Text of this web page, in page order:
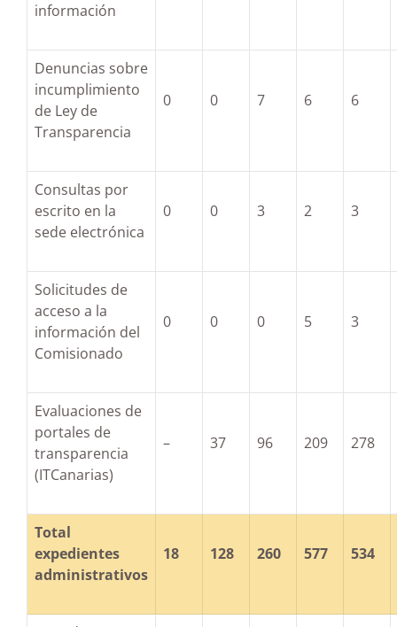
información
Denuncias sobre
incumplimiento
de Ley de
Transparencia
0 0 7 6 6
Consultas por
escrito en la
sede electrónica
0 0 3 2 3
Solicitudes de
acceso a la
información del
Comisionado
0 0 0 5 3
Evaluaciones de
portales de
transparencia
(ITCanarias)
– 37 96 209 278
Total
expedientes
administrativos
18 128 260 577 534